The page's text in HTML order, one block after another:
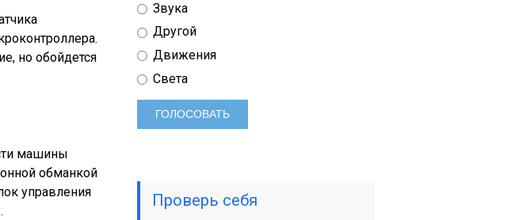
но обойдется
машины
обманкой
управления
Звука
Другой
Движения
Света
Проверь себя